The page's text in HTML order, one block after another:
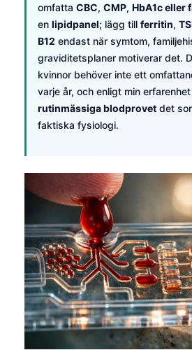
omfatta CBC, CMP, HbA1c eller
en lipidpanel; lägg till ferritin,
B12 endast när symtom,
graviditetsplaner motiverar det.
kvinnor behöver inte ett
varje år, och enligt min
rutinmässiga blodprovet det
faktiska fysiologi.